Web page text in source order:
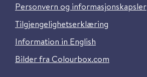
Personvern og informasjonskapsler
Tilgjengelighetserklæring
Information in English
Bilder fra Colourbox.com